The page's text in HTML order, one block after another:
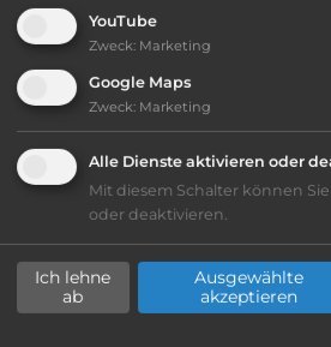
Ausstattung
Langlauf
bis 30,- Euro
Klassifizierung:
Platzeinrichtung:
YouTube
Zweck: Marketing
Google Maps
Zweck: Marketing
Alle Dienste aktivieren oder
Mit diesem Schalter können
oder deaktivieren.
Ich lehne
ab
Ausgewählte
akzeptieren